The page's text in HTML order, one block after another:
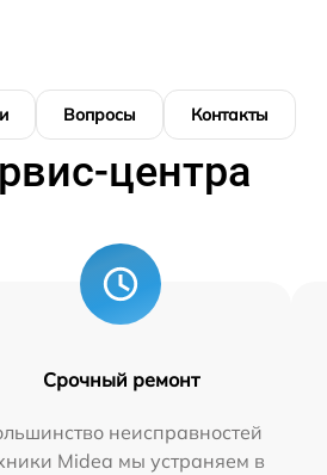
Вопросы Контакты
центра
Срочный ремонт
неисправностей
Midea мы устраняем в